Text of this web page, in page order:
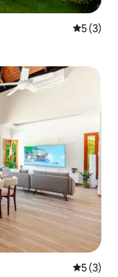
5 de
5 (3)
5 de
5 (3)